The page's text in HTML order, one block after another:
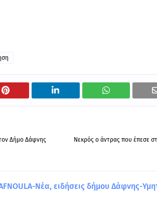
Νεκρός ο άντρας που έπεσε
Δήμο Δάφνης
Νέα, ειδήσεις δήμου Δάφνης-